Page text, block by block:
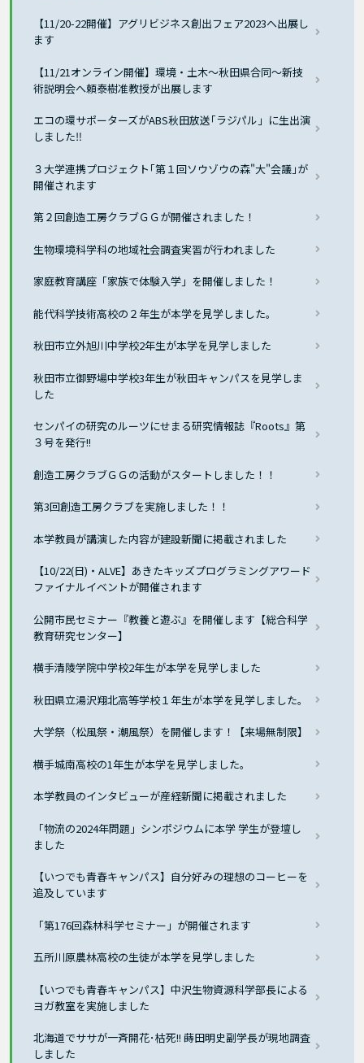
【11/20-22開催】アグリビジネス創出フェア2023へ出展し
ます
【11/21オンライン開催】環境・土木～秋田県合同～新技
術説明会へ頼泰樹准教授が出展します
エコの環サポーターズがABS秋田放送｢ラジパル」に生出演
しました‼
３大学連携プロジェクト｢第１回ソウゾウの森"大"会議｣が
開催されます
第２回創造工房クラブＧＧが開催されました！
生物環境科学科の地域社会調査実習が行われました
家庭教育講座「家族で体験入学」を開催しました！
能代科学技術高校の２年生が本学を見学しました。
秋田市立外旭川中学校2年生が本学を見学しました
秋田市立御野場中学校3年生が秋田キャンパスを見学しま
した
センパイの研究のルーツにせまる研究情報誌『Roots』第
３号を発行!!
創造工房クラブＧＧの活動がスタートしました！！
第3回創造工房クラブを実施しました！！
本学教員が講演した内容が建設新聞に掲載されました
【10/22(日)・ALVE】あきたキッズプログラミングアワード
ファイナルイベントが開催されます
公開市民セミナー『教養と遊ぶ』を開催します【総合科学
教育研究センター】
横手清陵学院中学校2年生が本学を見学しました
秋田県立湯沢翔北高等学校１年生が本学を見学しました。
大学祭（松風祭・潮風祭）を開催します！【来場無制限】
横手城南高校の1年生が本学を見学しました。
本学教員のインタビューが産経新聞に掲載されました
「物流の2024年問題」シンポジウムに本学 学生が登壇し
ました
【いつでも青春キャンパス】自分好みの理想のコーヒーを
追及しています
「第176回森林科学セミナー」が開催されます
五所川原農林高校の生徒が本学を見学しました
【いつでも青春キャンパス】中沢生物資源科学部長による
ヨガ教室を実施しました
北海道でササが一斉開花･枯死!! 蒔田明史副学長が現地調査
しました